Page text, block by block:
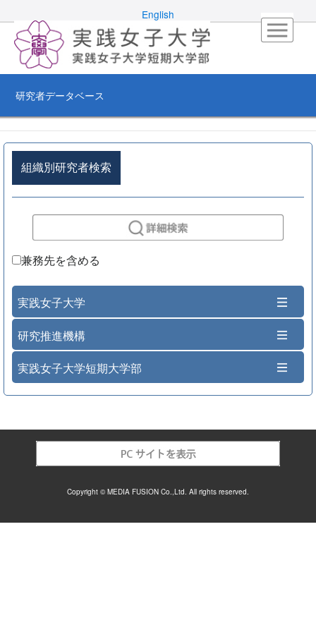
English
研究者データベース
組織別研究者検索
兼務先を含める
実践女子大学
研究推進機構
実践女子大学短期大学部
Copyright © MEDIA FUSION Co.,Ltd. All rights reserved.